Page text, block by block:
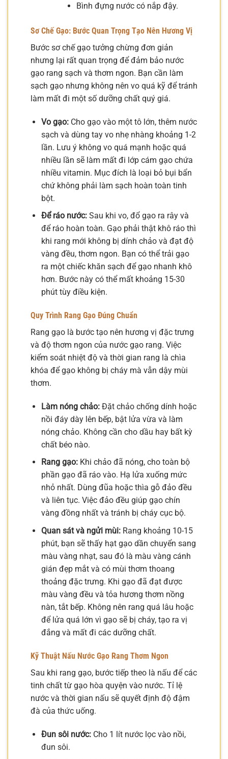
Bình đựng nước có nắp đậy.
Sơ Chế Gạo: Bước Quan Trọng Tạo Nên Hương Vị
Bước sơ chế gạo tưởng chừng đơn giản
nhưng lại rất quan trọng để đảm bảo nước
gạo rang sạch và thơm ngon. Bạn cần làm
sạch gạo nhưng không nên vo quá kỹ để tránh
làm mất đi một số dưỡng chất quý giá.
Vo gạo:Cho gạo vào một tô lớn, thêm nước
sạch và dùng tay vo nhẹ nhàng khoảng 1-2
lần. Lưu ý không vo quá mạnh hoặc quá
nhiều lần sẽ làm mất đi lớp cám gạo chứa
nhiều vitamin. Mục đích là loại bỏ bụi bẩn
chứ không phải làm sạch hoàn toàn tinh
bột.
Để ráo nước:Sau khi vo, đổ gạo ra rây và
để ráo hoàn toàn. Gạo phải thật khô ráo thì
khi rang mới không bị dính chảo và đạt độ
vàng đều, thơm ngon. Bạn có thể trải gạo
ra một chiếc khăn sạch để gạo nhanh khô
hơn. Bước này có thể mất khoảng 15-30
phút tùy điều kiện.
Quy Trình Rang Gạo Đúng Chuẩn
Rang gạo là bước tạo nên hương vị đặc trưng
và độ thơm ngon của nước gạo rang. Việc
kiểm soát nhiệt độ và thời gian rang là chìa
khóa để gạo không bị cháy mà vẫn dậy mùi
thơm.
Làm nóng chảo:Đặt chảo chống dính hoặc
nồi đáy dày lên bếp, bật lửa vừa và làm
nóng chảo. Không cần cho dầu hay bất kỳ
chất béo nào.
Rang gạo:Khi chảo đã nóng, cho toàn bộ
phần gạo đã ráo vào. Hạ lửa xuống mức
nhỏ nhất. Dùng đũa hoặc thìa gỗ đảo đều
và liên tục. Việc đảo đều giúp gạo chín
vàng đồng nhất và tránh bị cháy cục bộ.
Quan sát và ngửi mùi:Rang khoảng 10-15
phút, bạn sẽ thấy hạt gạo dần chuyển sang
màu vàng nhạt, sau đó là màu vàng cánh
gián đẹp mắt và có mùi thơm thoang
thoảng đặc trưng. Khi gạo đã đạt được
màu vàng đều và tỏa hương thơm nồng
nàn, tắt bếp. Không nên rang quá lâu hoặc
để lửa quá lớn vì gạo sẽ bị cháy, tạo ra vị
đắng và mất đi các dưỡng chất.
Kỹ Thuật Nấu Nước Gạo Rang Thơm Ngon
Sau khi rang gạo, bước tiếp theo là nấu để các
tinh chất từ gạo hòa quyện vào nước. Tỉ lệ
nước và thời gian nấu sẽ quyết định độ đậm
đà của thức uống.
Đun sôi nước:Cho 1 lít nước lọc vào nồi,
đun sôi.